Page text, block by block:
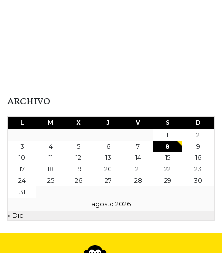
ARCHIVO
agosto 2026
L M X J V S D
1
2
3
4 5 6 7 8
9
10
11 12 13 14 15
16
17
18 19 20 21 22
23
24
25 26 27 28 29
30
31
« Dic